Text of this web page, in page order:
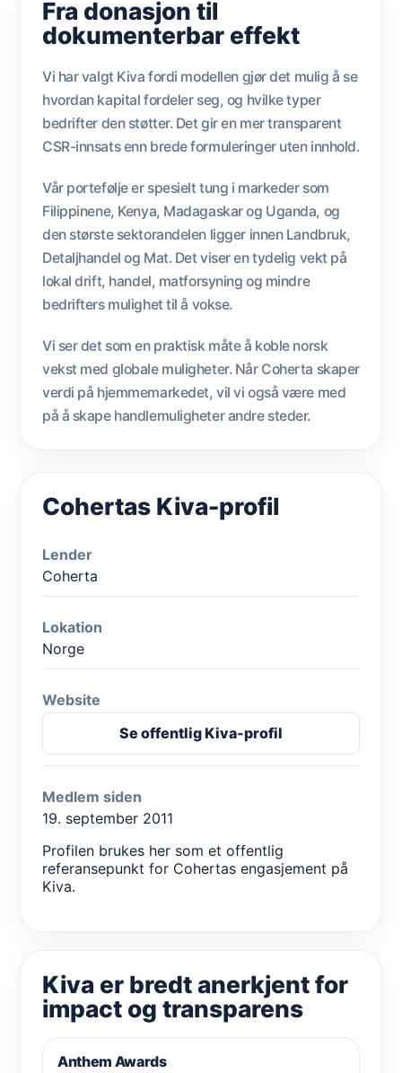
Fra donasjon til
dokumenterbar effekt
Vi har valgt Kiva fordi modellen gjør det mulig å se
hvordan kapital fordeler seg, og hvilke typer
bedrifter den støtter. Det gir en mer transparent
CSR-innsats enn brede formuleringer uten innhold.
Vår portefølje er spesielt tung i markeder som
Filippinene, Kenya, Madagaskar og Uganda, og
den største sektorandelen ligger innen Landbruk,
Detaljhandel og Mat. Det viser en tydelig vekt på
lokal drift, handel, matforsyning og mindre
bedrifters mulighet til å vokse.
Vi ser det som en praktisk måte å koble norsk
vekst med globale muligheter. Når Coherta skaper
verdi på hjemmemarkedet, vil vi også være med
på å skape handlemuligheter andre steder.
Cohertas Kiva-profil
Lender
Coherta
Lokation
Norge
Website
Se offentlig Kiva-profil
Medlem siden
19. september 2011
Profilen brukes her som et offentlig
referansepunkt for Cohertas engasjement på
Kiva.
Kiva er bredt anerkjent for
impact og transparens
Anthem Awards